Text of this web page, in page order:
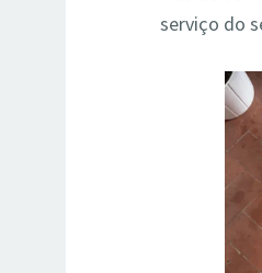
serviço do